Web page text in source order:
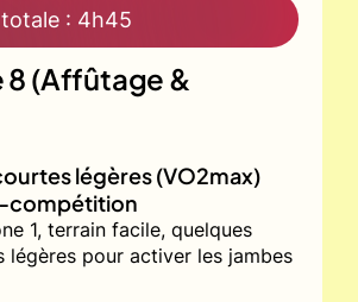
: 4h45
8 (Affûtage &
légères (VO2max)
compétition
1, terrain facile, quelques
légères pour activer les jambes